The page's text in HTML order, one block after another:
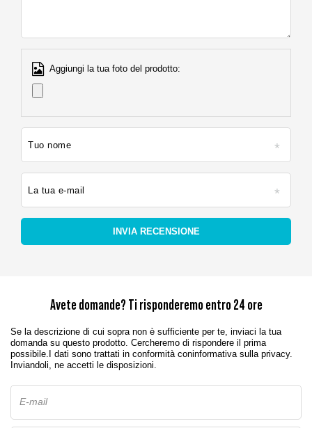
Aggiungi la tua foto del prodotto:
Tuo nome
La tua e-mail
INVIA RECENSIONE
Avete domande? Ti risponderemo entro 24 ore
Se la descrizione di cui sopra non è sufficiente per te, inviaci la tua
domanda su questo prodotto. Cercheremo di rispondere il prima
possibile. I dati sono trattati in conformità coninformativa sulla privacy.
Inviandoli, ne accetti le disposizioni.
E-mail